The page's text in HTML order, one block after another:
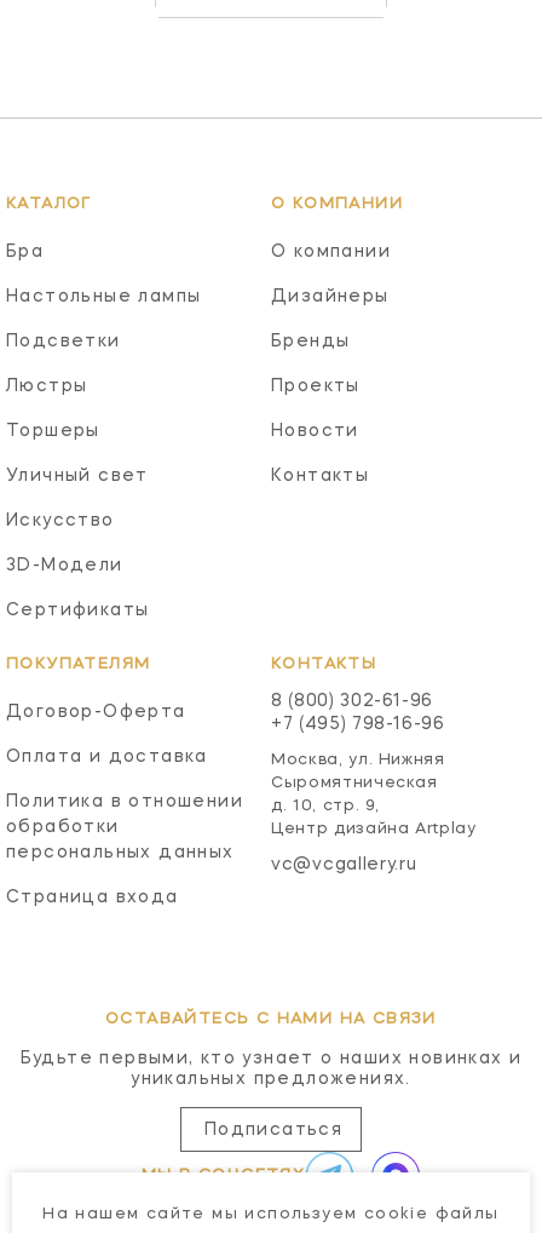
КАТАЛОГ
Бра
Настольные лампы
Подсветки
Люстры
Торшеры
Уличный свет
Искусство
3D-Модели
Сертификаты
О КОМПАНИИ
О компании
Дизайнеры
Бренды
Проекты
Новости
Контакты
ПОКУПАТЕЛЯМ
Договор-Оферта
Оплата и доставка
Политика в отношении
обработки
персональных данных
Страница входа
КОНТАКТЫ
8 (800) 302-61-96
+7 (495) 798-16-96
Москва, ул. Нижняя
Сыромятническая
д. 10, стр. 9,
Центр дизайна Artplay
vc@vcgallery.ru
ОСТАВАЙТЕСЬ С НАМИ НА СВЯЗИ
Будьте первыми, кто узнает о наших новинках и
уникальных предложениях.
Подписаться
МЫ В СОЦСЕТЯХ
На нашем сайте мы используем cookie файлы